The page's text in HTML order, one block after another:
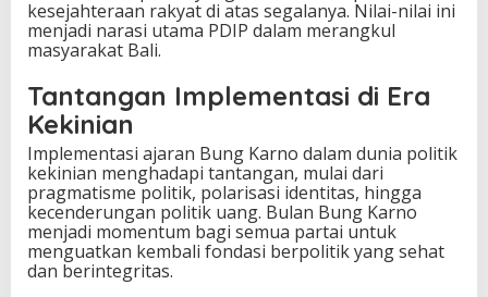
kesejahteraan rakyat di atas segalanya. Nilai-nilai ini
menjadi narasi utama PDIP dalam merangkul
masyarakat Bali.
Tantangan Implementasi di Era
Kekinian
Implementasi ajaran Bung Karno dalam dunia politik
kekinian menghadapi tantangan, mulai dari
pragmatisme politik, polarisasi identitas, hingga
kecenderungan politik uang. Bulan Bung Karno
menjadi momentum bagi semua partai untuk
menguatkan kembali fondasi berpolitik yang sehat
dan berintegritas.